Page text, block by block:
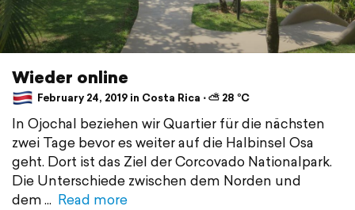
Wieder online
February 24, 2019 in Costa Rica ⋅ ⛅ 28 °C
In Ojochal beziehen wir Quartier für die nächsten
zwei Tage bevor es weiter auf die Halbinsel Osa
geht. Dort ist das Ziel der Corcovado Nationalpark.
Die Unterschiede zwischen dem Norden und
dem
Read more